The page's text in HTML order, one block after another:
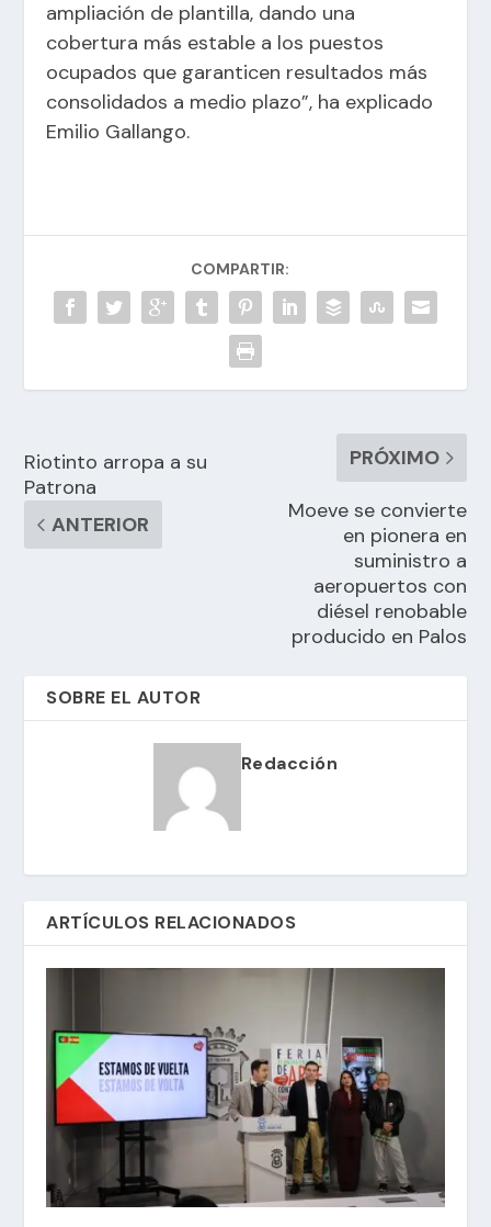
ampliación de plantilla, dando una
cobertura más estable a los puestos
ocupados que garanticen resultados más
consolidados a medio plazo”, ha explicado
Emilio Gallango.
COMPARTIR:
Riotinto arropa a su
Patrona
ANTERIOR
PRÓXIMO
Moeve se convierte
en pionera en
suministro a
aeropuertos con
diésel renobable
producido en Palos
SOBRE EL AUTOR
Redacción
ARTÍCULOS RELACIONADOS